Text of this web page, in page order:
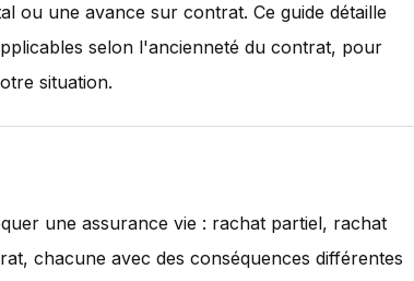
ou une avance sur contrat. Ce guide détaille
selon l'ancienneté du contrat, pour
situation.
une assurance vie : rachat partiel, rachat
chacune avec des conséquences différentes